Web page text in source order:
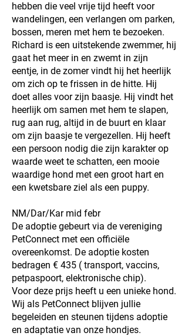
hebben die veel vrije tijd heeft voor
wandelingen, een verlangen om parken,
bossen, meren met hem te bezoeken.
Richard is een uitstekende zwemmer, hij
gaat het meer in en zwemt in zijn
eentje, in de zomer vindt hij het heerlijk
om zich op te frissen in de hitte. Hij
doet alles voor zijn baasje. Hij vindt het
heerlijk om samen met hem te slapen,
rug aan rug, altijd in de buurt en klaar
om zijn baasje te vergezellen. Hij heeft
een persoon nodig die zijn karakter op
waarde weet te schatten, een mooie
waardige hond met een groot hart en
een kwetsbare ziel als een puppy.
NM/Dar/Kar mid febr
De adoptie gebeurt via de vereniging
PetConnect met een officiële
overeenkomst. De adoptie kosten
bedragen € 435 ( transport, vaccins,
petpaspoort, elektronische chip).
Voor deze prijs heeft u een unieke hond.
Wij als PetConnect blijven jullie
begeleiden en steunen tijdens adoptie
en adaptatie van onze hondjes.